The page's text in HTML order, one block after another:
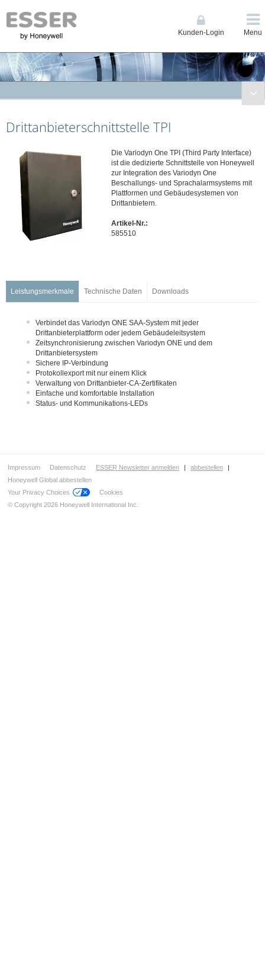
Kunden-Login Menu
Sprachalarmierung
Netzwerk Controller
Erweiterungsmodule
Leistungsverstärker
Kabelübersicht
Sprechstellen
Sprachalarmsystem VARIODYN® D1
NGRS Melder
Lautsprecher EN 54-24
Lautsprecher
Aktive Schallzeilen
Linienstrahler gemäß EN 54-24
Drittanbieterschnittstelle TPI
Die Variodyn One TPI (Third Party Interface)
ist die dedizierte Schnittstelle von Honeywell
zur Integration des Variodyn One
Beschallungs- und Sprachalarmsystems mit
Plattformen und Gebäudesystemen von
Drittanbietern.
Artikel-Nr.:
585510
Leistungsmerkmale Technische Daten Downloads
Verbindet das Variodyn ONE SAA-System mit jeder
Drittanbieterplattform oder jedem Gebäudeleitsystem
Zeitsynchronisierung zwischen Variodyn ONE und dem
Drittanbietersystem
Sichere IP-Verbindung
Protokollexport mit nur einem Klick
Verwaltung von Drittanbieter-CA-Zertifikaten
Einfache und komfortable Installation
Status- und Kommunikations-LEDs
Impressum Datenschutz ESSER Newsletter anmelden | abbestellen
|
Honeywell Global abbestellen
Your Privacy Choices
Cookies
© Copyright 2026 Honeywell International Inc.